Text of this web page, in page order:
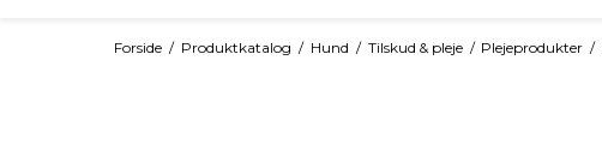
Forside / Produktkatalog / Hund / Tilskud & pleje / Plejeprodukter /